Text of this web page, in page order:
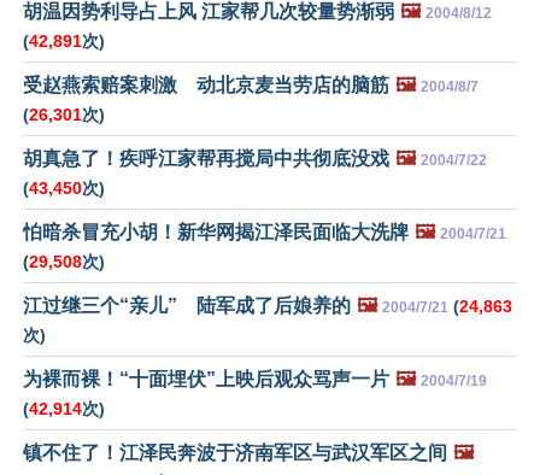
胡温因势利导占上风 江家帮几次较量势渐弱 🖼️ 2004/8/12
(42,891次)
受赵燕索赔案刺激 动北京麦当劳店的脑筋 🖼️ 2004/8/7
(26,301次)
胡真急了！疾呼江家帮再搅局中共彻底没戏 🖼️ 2004/7/22
(43,450次)
怕暗杀冒充小胡！新华网揭江泽民面临大洗牌 🖼️ 2004/7/21
(29,508次)
江过继三个“亲儿” 陆军成了后娘养的 🖼️ 2004/7/21 (24,863
次)
为裸而裸！“十面埋伏”上映后观众骂声一片 🖼️ 2004/7/19
(42,914次)
镇不住了！江泽民奔波于济南军区与武汉军区之间 🖼️